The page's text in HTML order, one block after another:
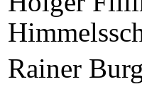
Rainer